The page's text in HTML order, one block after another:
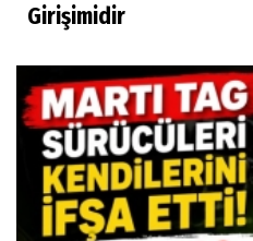
Girişimidir